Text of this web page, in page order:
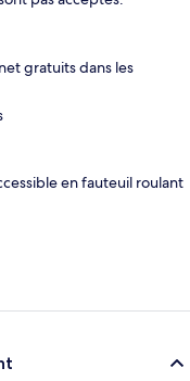
gratuits dans les
en fauteuil roulant